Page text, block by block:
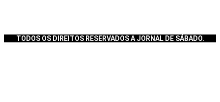
TODOS OS DIREITOS RESERVADOS A JORNAL DE SÁBADO.